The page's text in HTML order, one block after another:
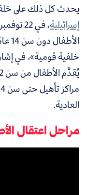
يحدث كل ذلك على
إسرائيلية،
خلفية قومية»، في
العادية.
مراحل اعتقال